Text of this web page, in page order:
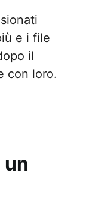
e i file
il
con loro.